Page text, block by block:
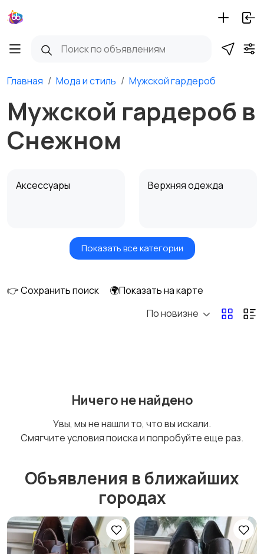
Главная Мода и стиль Мужской гардероб
Мужской гардероб в
Снежном
Аксессуары Верхняя одежда
Головные уборы Домашняя одежда
Нижнее белье
Спецодежда Спортивная одежда
Показать все категории
👉 Сохранить поиск
🌍Показать на карте
По новизне
Ничего не найдено
Увы, мы не нашли то, что вы искали.
Смягчите условия поиска и попробуйте еще раз.
Объявления в ближайших
городах